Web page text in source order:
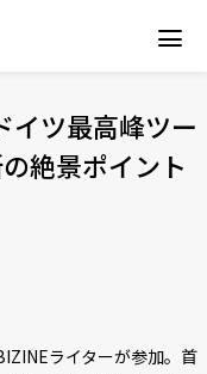
イツ最高峰ツー
絶景ポイント
ライターが参加。首